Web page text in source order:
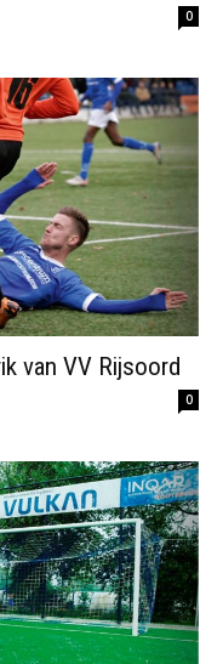
0
van VV Rijsoord
0